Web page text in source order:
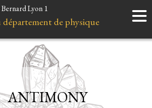
Accueil
Instruments
Liens et ressources
Lyon 1
de physique
ANTIMONY